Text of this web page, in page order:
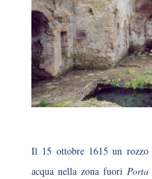
Il 15 ottobre 1615 un rozzo
acqua nella zona fuori Porta